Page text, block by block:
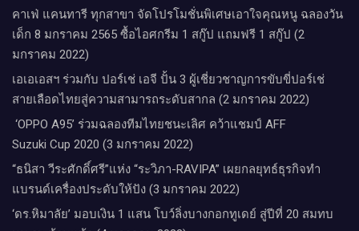
คาเฟ่ แคนทารี ทุกสาขา จัดโปรโมชั่นพิเศษเอาใจคุณหนู ฉลองวัน
เด็ก 8 มกราคม 2565 ซื้อไอศกรีม 1 สกู๊ป แถมฟรี 1 สกู๊ป (2
มกราคม 2022)
เอเอเอสฯ ร่วมกับ ปอร์เช่ เอจี ปั้น 3 ผู้เชี่ยวชาญการขับขี่ปอร์เช่
สายเลือดไทยสู่ความสามารถระดับสากล (2 มกราคม 2022)
‘OPPO A95’ ร่วมฉลองทีมไทยชนะเลิศ คว้าแชมป์ AFF
Suzuki Cup 2020 (3 มกราคม 2022)
“ธนิสา วีระศักดิ์ศรี”แห่ง “ระวิภา-RAVIPA” เผยกลยุทธ์ธุรกิจทำ
แบรนด์เครื่องประดับให้ปัง (3 มกราคม 2022)
‘ดร.หิมาลัย’ มอบเงิน 1 แสน โบว์ลิ่งบางกอกทูเดย์ สู่ปีที่ 20 สมทบ